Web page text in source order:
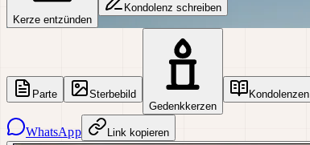
Kerze entzünden
Kondolenz schreiben
Parte
Sterbebild
Gedenkkerzen
Kondolenzen
WhatsApp Link kopieren